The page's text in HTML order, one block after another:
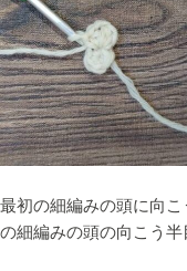
初の細編みの頭に向こ
細編みの頭の向こう